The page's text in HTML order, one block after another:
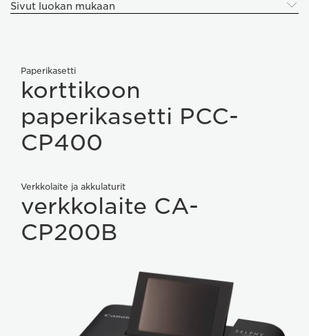
Sivut luokan mukaan
Paperikasetti
korttikoon
paperikasetti PCC-
CP400
Verkkolaite ja akkulaturit
verkkolaite CA-
CP200B